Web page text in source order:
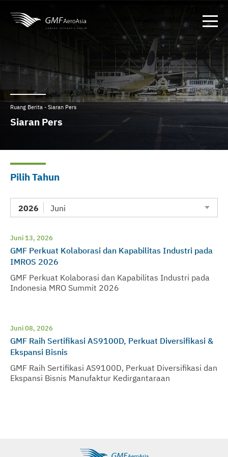
Ruang Berita - Siaran Pers
Siaran Pers
Pilih Tahun
2026 Juni
Juni 13, 2026
GMF Perkuat Kolaborasi dan Kapabilitas Industri pada
IMROS 2026
GMF Perkuat Kolaborasi dan Kapabilitas Industri pada
Indonesia MRO Summit 2026
Juni 08, 2026
GMF Raih Sertifikasi AS9100D, Perkuat Diversifikasi &
Ekspansi Bisnis
GMF Raih Sertifikasi AS9100D, Perkuat Diversifikasi dan
Ekspansi Bisnis Manufaktur Kedirgantaraan